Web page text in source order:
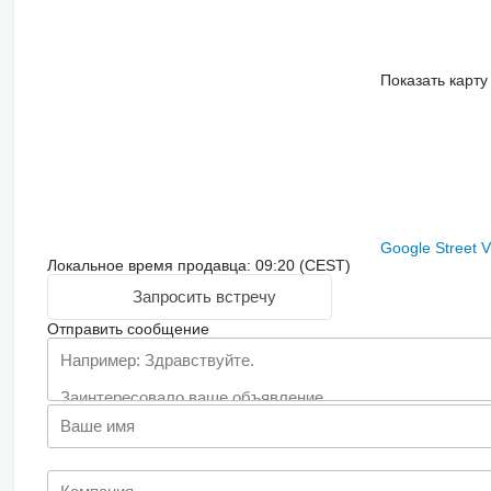
Показать карту
Google Street
Локальное время продавца: 09:20 (CEST)
Запросить встречу
Отправить сообщение